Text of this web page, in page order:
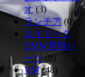
オ (3)
ランチア(0)
エイタック
BMW専用パ
ーツ(8)
VW(48)